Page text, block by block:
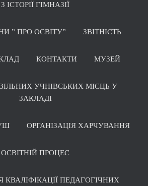
З ІСТОРІЇ ГІМНАЗІЇ
” ПРО ОСВІТУ” ЗВІТНІСТЬ
КОНТАКТИ МУЗЕЙ
УЧНІВСЬКИХ МІСЦЬ У
ЗАКЛАДІ
ОРГАНІЗАЦІЯ ХАРЧУВАННЯ
ОСВІТНІЙ ПРОЦЕС
ПЕДАГОГІЧНИХ